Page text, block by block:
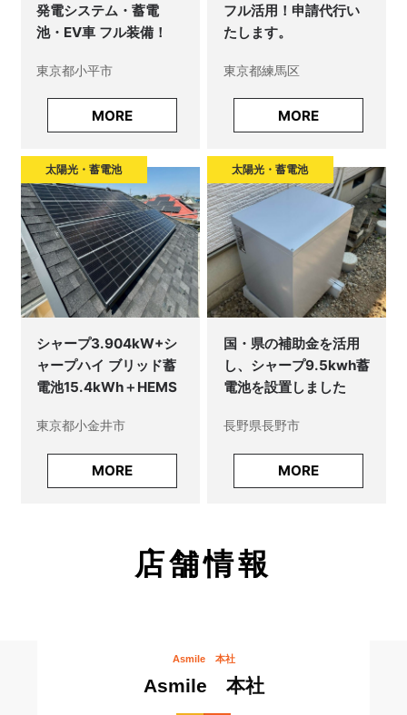
発電システム・蓄電
池・EV車 フル装備！
東京都小平市
MORE
フル活用！申請代行い
たします。
東京都練馬区
MORE
太陽光・蓄電池
シャープ3.904kW+シ
ャープハイ ブリッド蓄
電池15.4kWh＋HEMS
東京都小金井市
MORE
太陽光・蓄電池
国・県の補助金を活用
し、シャープ9.5kwh蓄
電池を設置しました
長野県長野市
MORE
店舗情報
Asmile 本社
Asmile 本社